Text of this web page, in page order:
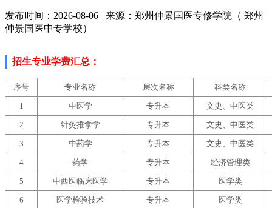
发布时间：2026-08-06 来源：郑州仲景国医专修学院（ 郑州
仲景国医中专学校）
招生专业学费汇总 ：
序号 专业名称 层次名称 科类名称
1 中医学 专升本 文史、中医类
2 针灸推拿学 专升本 文史、中医类
3 中药学 专升本 文史、中医类
4 药学 专升本 经济管理类
5 中西医临床医学 专升本 医学类
6 医学检验技术 专升本 医学类